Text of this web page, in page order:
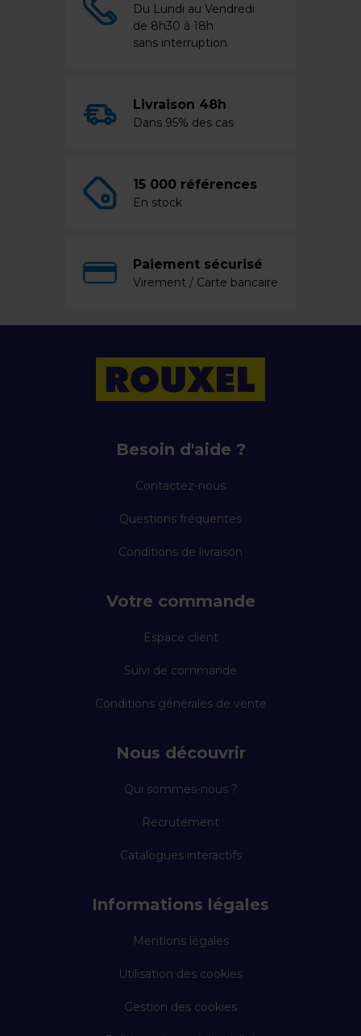
Du Lundi au Vendredi
de 8h30 à 18h
sans interruption
Livraison 48h
Dans 95% des cas
15 000 références
En stock
Paiement sécurisé
Virement / Carte bancaire
Besoin d'aide ?
Contactez-nous
Questions fréquentes
Conditions de livraison
Votre commande
Espace client
Suivi de commande
Conditions générales de vente
Nous découvrir
Qui sommes-nous ?
Recrutement
Catalogues interactifs
Informations légales
Mentions légales
Utilisation des cookies
Gestion des cookies